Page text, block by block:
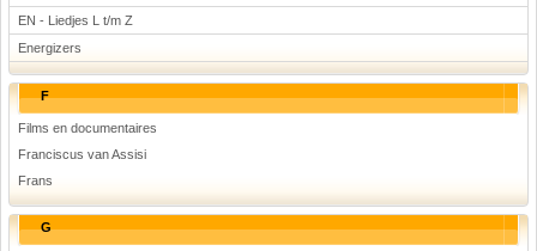
EN - Liedjes L t/m Z
Energizers
F
Films en documentaires
Franciscus van Assisi
Frans
G